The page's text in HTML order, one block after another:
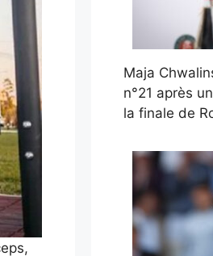
Maja
n°21 après
la finale de